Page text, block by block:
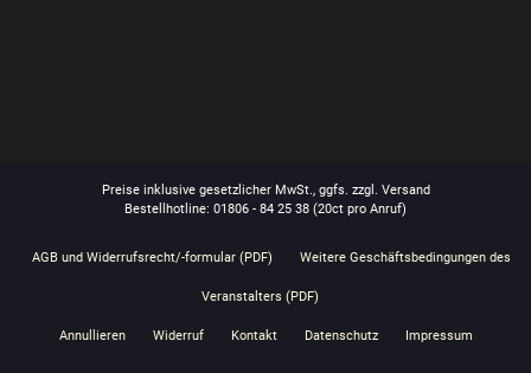
Preise inklusive gesetzlicher MwSt., ggfs. zzgl. Versand
Bestellhotline: 01806 - 84 25 38 (20ct pro Anruf)
AGB und Widerrufsrecht/-formular (PDF) Weitere Geschäftsbedingungen des
Veranstalters (PDF)
Annullieren Widerruf Kontakt Datenschutz Impressum